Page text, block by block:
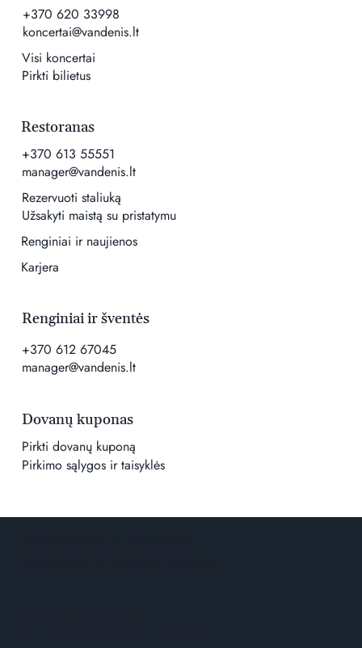
+370 620 33998
koncertai@vandenis.lt
Visi koncertai
Pirkti bilietus
Renginiai ir šventės
+370 612 67045
manager@vandenis.lt
Restoranas
+370 613 55551
manager@vandenis.lt
Rezervuoti staliuką
Užsakyti maistą su pristatymu
Renginiai ir naujienos
Karjera
Dovanų kuponas
Pirkti dovanų kuponą
Pirkimo sąlygos ir taisyklės